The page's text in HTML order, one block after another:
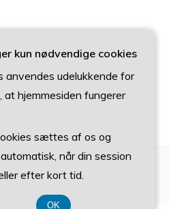
kun nødvendige cookies
anvendes udelukkende for
at hjemmesiden fungerer
sættes af os og
når din session
efter kort tid.
OK